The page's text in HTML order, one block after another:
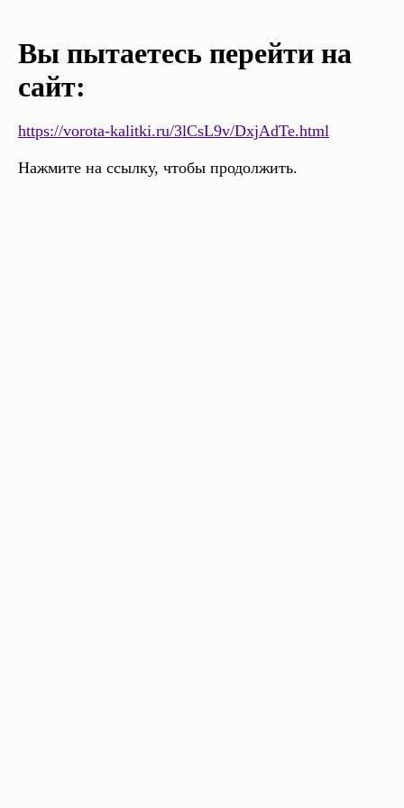
Вы пытаетесь перейти на
сайт:
https://vorota-kalitki.ru/3lCsL9v/DxjAdTe.html
Нажмите на ссылку, чтобы продолжить.